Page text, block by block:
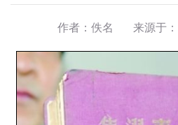
作者：佚名 来源于：